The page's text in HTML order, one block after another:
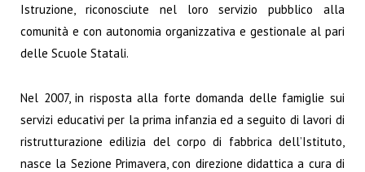
Istruzione, riconosciute nel loro servizio pubblico alla
comunità e con autonomia organizzativa e gestionale al pari
delle Scuole Statali.
Nel 2007, in risposta alla forte domanda delle famiglie sui
servizi educativi per la prima infanzia ed a seguito di lavori di
ristrutturazione edilizia del corpo di fabbrica dell’Istituto,
nasce la Sezione Primavera, con direzione didattica a cura di